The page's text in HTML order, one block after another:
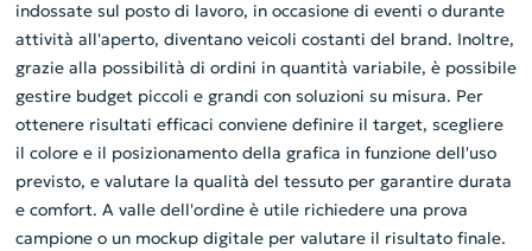
indossate sul posto di lavoro, in occasione di eventi o durante
attività all'aperto, diventano veicoli costanti del brand. Inoltre,
grazie alla possibilità di ordini in quantità variabile, è possibile
gestire budget piccoli e grandi con soluzioni su misura. Per
ottenere risultati efficaci conviene definire il target, scegliere
il colore e il posizionamento della grafica in funzione dell'uso
previsto, e valutare la qualità del tessuto per garantire durata
e comfort. A valle dell'ordine è utile richiedere una prova
campione o un mockup digitale per valutare il risultato finale.